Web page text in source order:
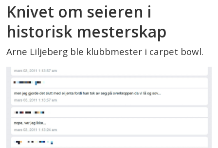
Knivet om seieren i
historisk mesterskap
Arne Liljeberg ble klubbmester i carpet bowl.